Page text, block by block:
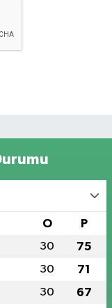
O P
30 75
30 71
30 67